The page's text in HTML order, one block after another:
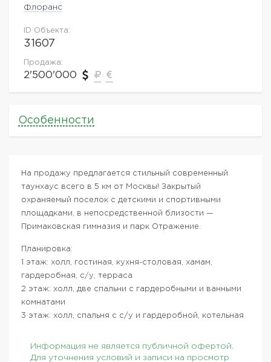
Флоранс
ID Объекта:
31607
Продажа:
2'500'000
Особенности
На продажу предлагается стильный современный
таунхаус всего в 5 км от Москвы! Закрытый
охраняемый поселок с детскими и спортивными
площадками, в непосредственной близости —
Примаковская гимназия и парк Отражение.
Планировка:
1 этаж: холл, гостиная, кухня-столовая, хамам,
гардеробная, с/у, терраса
2 этаж: холл, две спальни с гардеробными и ванными
комнатами
3 этаж: холл, спальня с с/у и гардеробной, котельная
Информация не является публичной офертой.
Для уточнения условий и записи на просмотр